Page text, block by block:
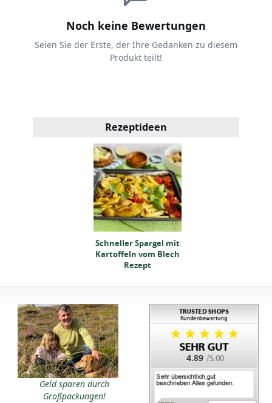
Noch keine Bewertungen
Seien Sie der Erste, der Ihre Gedanken zu diesem
Produkt teilt!
Rezeptideen
Schneller Spargel mit
Kartoffeln vom Blech
Rezept
Spargel mit
vom Blech
Geld sparen durch
Großpackungen!
4.89